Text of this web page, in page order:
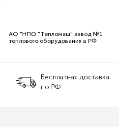
АО "НПО "Тепломаш" завод №1
теплового оборудования в РФ
Бесплатная доставка
по РФ